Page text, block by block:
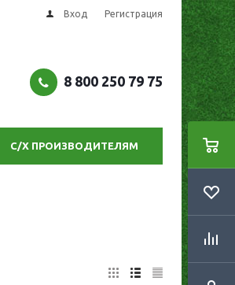
Вход Регистрация
8 800 250 79 75
С/Х ПРОИЗВОДИТЕЛЯМ